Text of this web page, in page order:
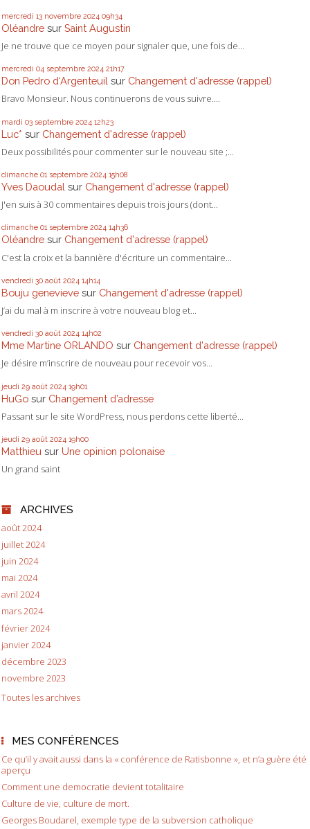
mercredi 13 novembre 2024 09h34
Oléandre sur Saint Augustin
Je ne trouve que ce moyen pour signaler que, une fois de...
mercredi 04 septembre 2024 21h17
Don Pedro d‘Argenteuil sur Changement d'adresse (rappel)
Bravo Monsieur. Nous continuerons de vous suivre....
mardi 03 septembre 2024 12h23
Luc* sur Changement d'adresse (rappel)
Deux possibilités pour commenter sur le nouveau site ;...
dimanche 01 septembre 2024 15h08
Yves Daoudal sur Changement d'adresse (rappel)
J'en suis à 30 commentaires depuis trois jours (dont...
dimanche 01 septembre 2024 14h36
Oléandre sur Changement d'adresse (rappel)
C'est la croix et la bannière d'écriture un commentaire...
vendredi 30 août 2024 14h14
Bouju genevieve sur Changement d'adresse (rappel)
J’ai du mal à m inscrire à votre nouveau blog et...
vendredi 30 août 2024 14h02
Mme Martine ORLANDO sur Changement d'adresse (rappel)
Je désire m’inscrire de nouveau pour recevoir vos...
jeudi 29 août 2024 19h01
HuGo sur Changement d’adresse
Passant sur le site WordPress, nous perdons cette liberté...
jeudi 29 août 2024 19h00
Matthieu sur Une opinion polonaise
Un grand saint
ARCHIVES
août 2024
juillet 2024
juin 2024
mai 2024
avril 2024
mars 2024
février 2024
janvier 2024
décembre 2023
novembre 2023
Toutes les archives
MES CONFÉRENCES
Ce qu’il y avait aussi dans la « conférence de Ratisbonne », et n’a guère été
aperçu
Comment une democratie devient totalitaire
Culture de vie, culture de mort.
Georges Boudarel, exemple type de la subversion catholique